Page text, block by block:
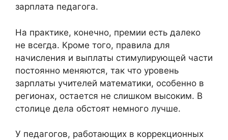
зарплата педагога.
На практике, конечно, премии есть далеко
не всегда. Кроме того, правила для
начисления и выплаты стимулирующей части
постоянно меняются, так что уровень
зарплаты учителей математики, особенно в
регионах, остается не слишком высоким. В
столице дела обстоят немного лучше.
У педагогов, работающих в коррекционных